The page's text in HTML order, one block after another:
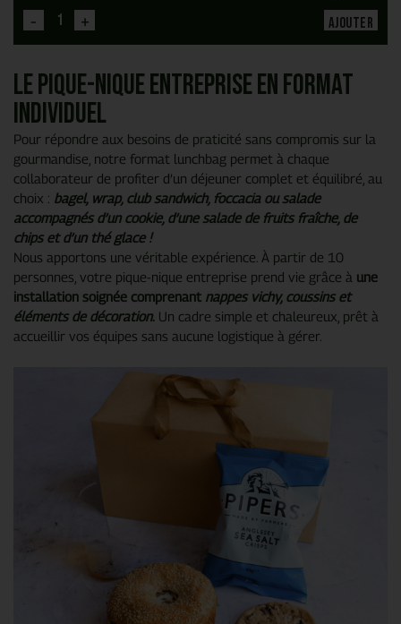
- + Ajouter
Le pique-nique entreprise en format
individuel
Pour répondre aux besoins de praticité sans compromis sur la
gourmandise, notre format lunchbag permet à chaque
collaborateur de profiter d’un déjeuner complet et équilibré, au
choix : bagel, wrap, club sandwich, foccacia ou salade
accompagnés d’un cookie, d’une salade de fruits fraîche, de
chips et d’un thé glace !
Nous apportons une véritable expérience. À partir de 10
personnes, votre pique-nique entreprise prend vie grâce à une
installation soignée comprenant nappes vichy, coussins et
éléments de décoration. Un cadre simple et chaleureux, prêt à
accueillir vos équipes sans aucune logistique à gérer.